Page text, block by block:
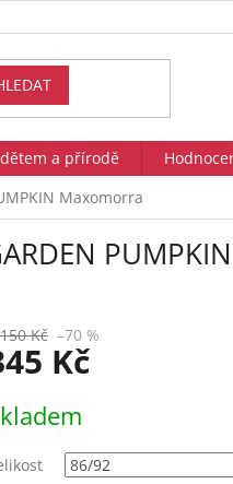
a přírodě
Maxomorra
Kč –70 %
Kč